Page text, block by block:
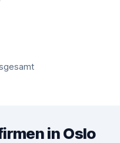
in Oslo